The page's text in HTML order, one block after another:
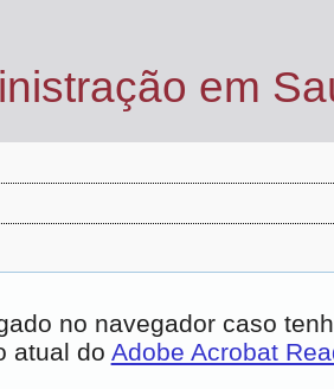
em
no navegador caso
atual do Adobe Acrobat